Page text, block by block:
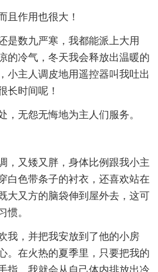
作用也很大！
数九严寒，我都能派上大用
的冷气，冬天我会释放出温暖的
主人调皮地用遥控器叫我吐出
长时间呢！
无怨无悔地为主人们服务。
又矮又胖，身体比例跟我小主
白色带条子的衬衣，还喜欢站在
大又方的脑袋伸到屋外去，这可
惯。
，并把我安放到了他的小房
。在火热的夏季里，只要把我的